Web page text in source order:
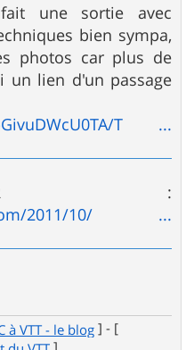
une sortie avec
bien sympa,
photos car plus de
un lien d'un passage
GivuDWcU0TA/T ...
:
2011/10/ ...
à VTT - le blog ] - [
]